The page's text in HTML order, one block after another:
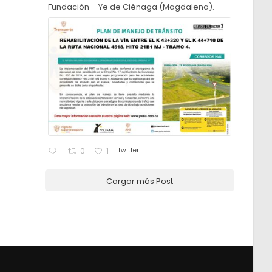
Fundación – Ye de Ciénaga (Magdalena).
0 1 Twitter
Cargar más Post